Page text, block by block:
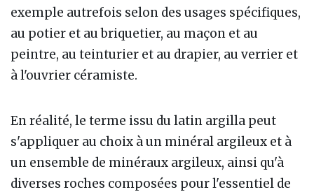
exemple autrefois selon des usages spécifiques,
au potier et au briquetier, au maçon et au
peintre, au teinturier et au drapier, au verrier et
à l'ouvrier céramiste.
En réalité, le terme issu du latin argilla peut
s'appliquer au choix à un minéral argileux et à
un ensemble de minéraux argileux, ainsi qu'à
diverses roches composées pour l'essentiel de